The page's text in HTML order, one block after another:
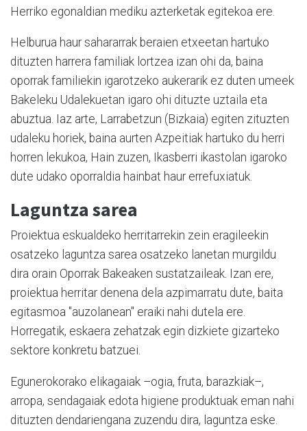
Herriko egonaldian mediku azterketak egitekoa ere.
Helburua haur sahararrak beraien etxeetan hartuko
dituzten harrera familiak lortzea izan ohi da, baina
oporrak familiekin igarotzeko aukerarik ez duten umeek
Bakeleku Udalekuetan igaro ohi dituzte uztaila eta
abuztua. Iaz arte, Larrabetzun (Bizkaia) egiten zituzten
udaleku horiek, baina aurten Azpeitiak hartuko du herri
horren lekukoa, Hain zuzen, Ikasberri ikastolan igaroko
dute udako oporraldia hainbat haur errefuxiatuk.
Laguntza sarea
Proiektua eskualdeko herritarrekin zein eragileekin
osatzeko laguntza sarea osatzeko lanetan murgildu
dira orain Oporrak Bakeaken sustatzaileak. Izan ere,
proiektua herritar denena dela azpimarratu dute, baita
egitasmoa "auzolanean" eraiki nahi dutela ere.
Horregatik, eskaera zehatzak egin dizkiete gizarteko
sektore konkretu batzuei.
Egunerokorako elikagaiak –ogia, fruta, barazkiak–,
arropa, sendagaiak edota higiene produktuak eman nahi
dituzten dendariengana zuzendu dira, laguntza eske.